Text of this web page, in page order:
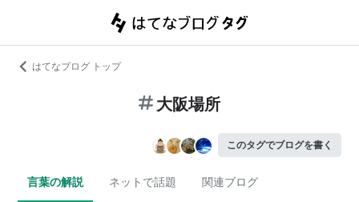
はてなブログ トップ
大阪場所
このタグでブログを書く
言葉の解説 ネットで話題 関連ブログ